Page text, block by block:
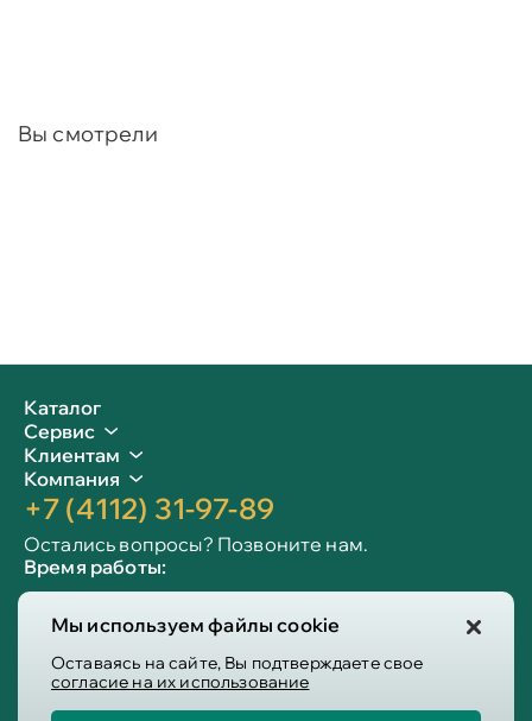
Мы используем файлы cookie
Оставаясь на сайте, Вы подтверждаете свое
согласие на их использование
Вы смотрели
Каталог
Сервис
Клиентам
Компания
+7 (4112) 31-97-89
Остались вопросы? Позвоните нам.
Время работы:
Сб-вс: 10:00 - 19:00
Info@victoria-mebel.ru